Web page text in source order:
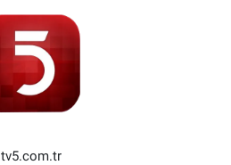
tv5.com.tr